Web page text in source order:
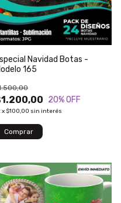
Navidad Botas -
165
20% OFF
x $100,00 sin interés